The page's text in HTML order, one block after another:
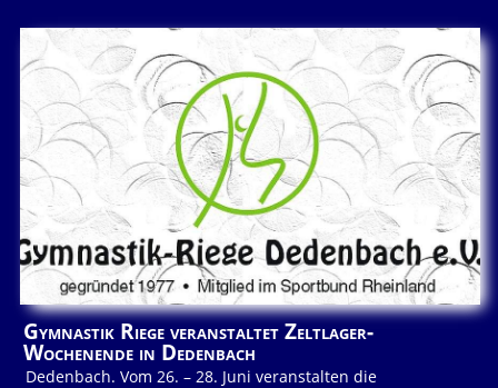
Gymnastik Riege veranstaltet Zeltlager-
Wochenende in Dedenbach
Dedenbach. Vom 26. – 28. Juni veranstalten die